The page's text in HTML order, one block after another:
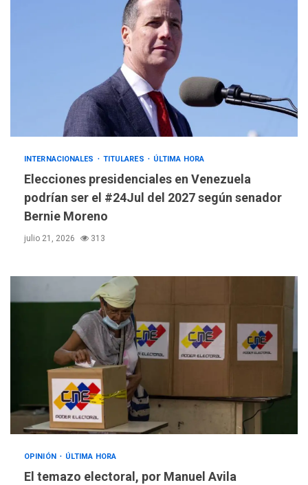
INTERNACIONALES TITULARES ÚLTIMA HORA
Elecciones presidenciales en Venezuela
podrían ser el #24Jul del 2027 según senador
Bernie Moreno
julio 21, 2026 313
OPINIÓN ÚLTIMA HORA
El temazo electoral, por Manuel Avila